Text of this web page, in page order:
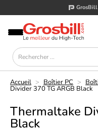
GrosBill
Accueil > Boîtier PC >
Divider 370 TG ARGB Black
Thermaltake
Black